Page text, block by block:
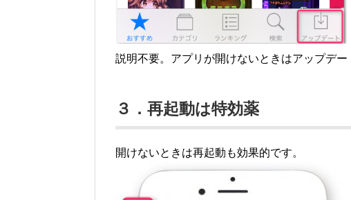
説明不要。アプリが開けないときはアップデー
３．再起動は特効薬
開けないときは再起動も効果的です。